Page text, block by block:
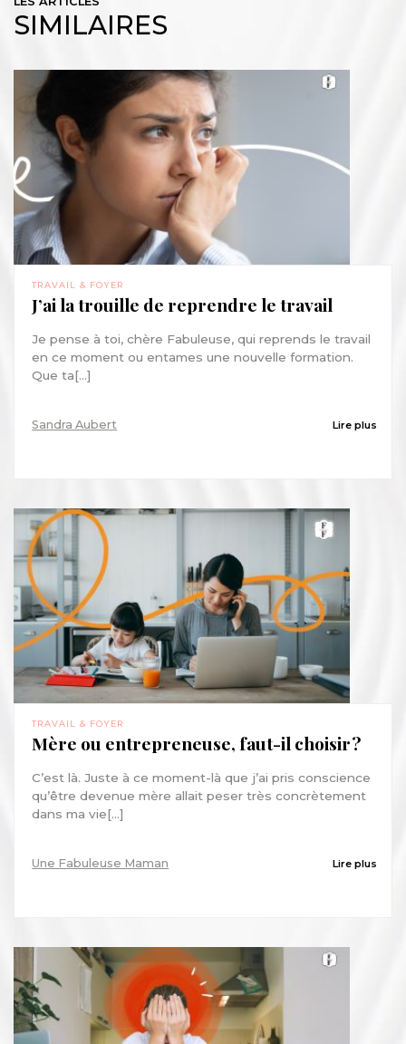
SIMILAIRES
TRAVAIL & FOYER
J’ai la trouille de reprendre le travail
Je pense à toi, chère Fabuleuse, qui reprends le travail
en ce moment ou entames une nouvelle formation.
Que ta[...]
Sandra Aubert Lire plus
TRAVAIL & FOYER
Mère ou entrepreneuse, faut-il choisir ?
C’est là. Juste à ce moment-là que j’ai pris conscience
qu’être devenue mère allait peser très concrètement
dans ma vie[...]
Une Fabuleuse Maman Lire plus